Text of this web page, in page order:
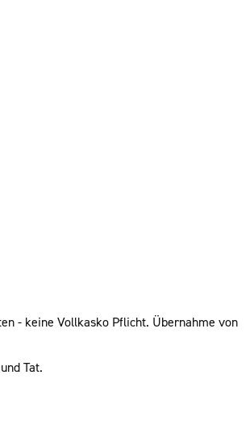
- keine Vollkasko Pflicht. Übernahme von
Tat.